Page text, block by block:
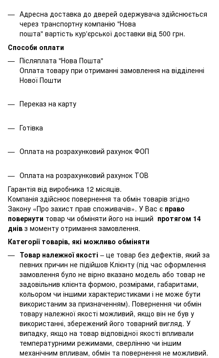
Адресна доставка до дверей одержувача здійснюється
через транспортну компанію "Нова
пошта" вартість кур'єрської доставки від 500 грн.
Способи оплати
Післяплата "Нова Пошта"
Оплата товару при отриманні замовлення на відділенні
Нової Пошти
Переказ на карту
Готівка
Оплата на розрахунковий рахунок ФОП
Оплата на розрахунковий рахунок ТОВ
Гарантія від виробника 12 місяців.
Компанія здійснює повернення та обмін товарів згідно
Закону «Про захист прав споживачів». У Вас є право
повернути товар чи обміняти його на інший протягом 14
днів з моменту отримання замовлення.
Категорії товарів, які можливо обміняти
Товар належної якості – це товар без дефектів, який за
певних причин не підійшов Клієнту (під час оформлення
замовлення було не вірно вказано модель або товар не
задовільнив клієнта формою, розмірами, габаритами,
кольором чи іншими характеристиками і не може бути
використаним за призначенням). Повернення чи обмін
товару належної якості можливий, якщо він не був у
використанні, збережений його товарний вигляд. У
випадку, якщо на товар відповідної якості впливали
температурними режимами, сверлінню чи іншим
механічним впливам, обмін та повернення не можливий.